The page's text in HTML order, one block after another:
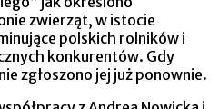
zwierząt, w istocie
polskich rolników i
konkurentów. Gdy
zgłoszono jej już ponownie.